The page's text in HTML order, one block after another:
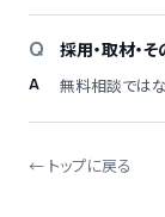
採用・取材・
無料相談ではな
← トップに戻る